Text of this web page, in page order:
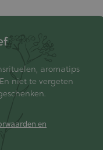
aromatips
niet te vergeten
en